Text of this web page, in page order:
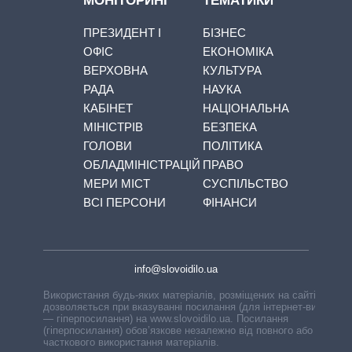
ПРЕЗИДЕНТ І
ОФІС
ВЕРХОВНА
РАДА
КАБІНЕТ
МІНІСТРІВ
ГОЛОВИ
ОБЛАДМІНІСТРАЦІЙ
МЕРИ МІСТ
ВСІ ПЕРСОНИ
БІЗНЕС
ЕКОНОМІКА
КУЛЬТУРА
НАУКА
НАЦІОНАЛЬНА
БЕЗПЕКА
ПОЛІТИКА
ПРАВО
СУСПІЛЬСТВО
ФІНАНСИ
info@slovoidilo.ua
Використання будь-яких матеріалів, розміщених на сайті,
дозволяється при вказуванні посилання (для інтернет-видань
— гіперпосилання) на www.slovoidilo.ua. Посилання
(гіперпосилання) обов’язкове незалежно від повного або
часткового використання матеріалів.